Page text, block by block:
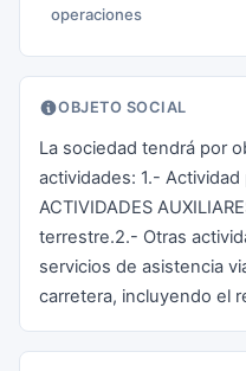
operaciones
OBJETO SOCIAL
La sociedad tendrá por
actividades: 1.- Actividad
ACTIVIDADES
terrestre.2.- Otras
servicios de asistencia
carretera, incluyendo el